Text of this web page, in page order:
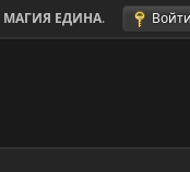
МАГИЯ ЕДИНА. Войти